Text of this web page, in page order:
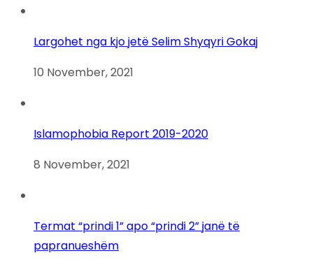
Largohet nga kjo jetë Selim Shyqyri Gokaj
10 November, 2021
Islamophobia Report 2019-2020
8 November, 2021
Termat “prindi 1” apo “prindi 2” janë të
papranueshëm